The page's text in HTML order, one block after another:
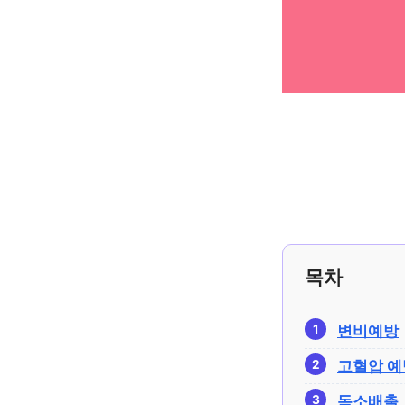
목차
변비예방
고혈압
독소배출